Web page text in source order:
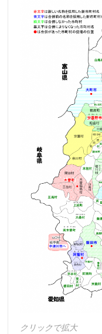
クリックで拡大